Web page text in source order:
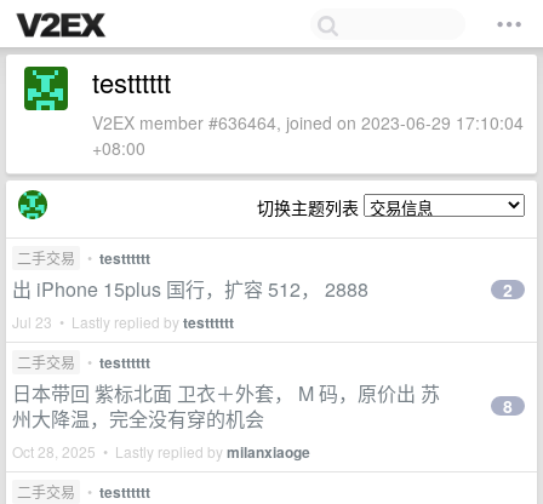
testttttt
V2EX member #636464, joined on 2023-06-29 17:10:04
+08:00
切换主题列表
二手交易 • testttttt
出 iPhone 15plus 国行，扩容 512， 2888
Jul 23 • Lastly replied bytestttttt
2
二手交易 • testttttt
日本带回 紫标北面 卫衣＋外套， M 码，原价出 苏
州大降温，完全没有穿的机会
Oct 28, 2025 • Lastly replied bymilanxiaoge
8
二手交易 • testttttt